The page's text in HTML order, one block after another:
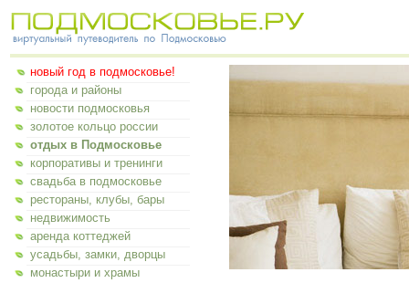
новый год в подмосковье!
города и районы
новости подмосковья
золотое кольцо россии
отдых в Подмосковье
корпоративы и тренинги
свадьба в подмосковье
рестораны, клубы, бары
недвижимость
аренда коттеджей
усадьбы, замки, дворцы
монастыри и храмы